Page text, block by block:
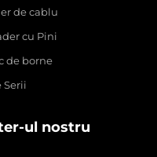
de cablu
cu Pini
de borne
Serii
ul nostru